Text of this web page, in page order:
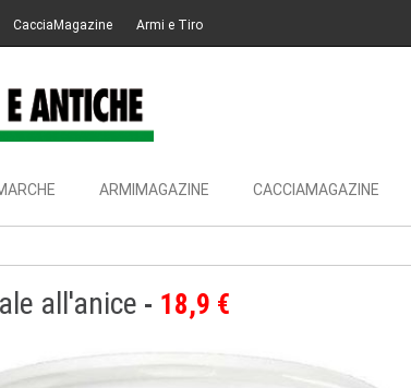
CacciaMagazine Armi e Tiro
ARMIMAGAZINE CACCIAMAGAZINE
all'anice 18,9 €